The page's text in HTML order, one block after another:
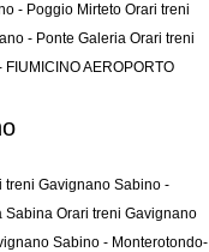
- Poggio Mirteto Orari treni
- Ponte Galeria Orari treni
AEROPORTO
treni Gavignano Sabino -
Sabina Orari treni Gavignano
Sabino - Monterotondo-